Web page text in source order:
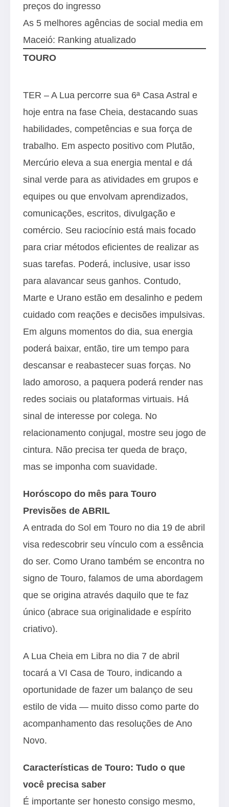
preços do ingresso
As 5 melhores agências de social media em
Maceió: Ranking atualizado
TOURO
TER – A Lua percorre sua 6ª Casa Astral e
hoje entra na fase Cheia, destacando suas
habilidades, competências e sua força de
trabalho. Em aspecto positivo com Plutão,
Mercúrio eleva a sua energia mental e dá
sinal verde para as atividades em grupos e
equipes ou que envolvam aprendizados,
comunicações, escritos, divulgação e
comércio. Seu raciocínio está mais focado
para criar métodos eficientes de realizar as
suas tarefas. Poderá, inclusive, usar isso
para alavancar seus ganhos. Contudo,
Marte e Urano estão em desalinho e pedem
cuidado com reações e decisões impulsivas.
Em alguns momentos do dia, sua energia
poderá baixar, então, tire um tempo para
descansar e reabastecer suas forças. No
lado amoroso, a paquera poderá render nas
redes sociais ou plataformas virtuais. Há
sinal de interesse por colega. No
relacionamento conjugal, mostre seu jogo de
cintura. Não precisa ter queda de braço,
mas se imponha com suavidade.
Horóscopo do mês para Touro
Previsões de ABRIL
A entrada do Sol em Touro no dia 19 de abril
visa redescobrir seu vínculo com a essência
do ser. Como Urano também se encontra no
signo de Touro, falamos de uma abordagem
que se origina através daquilo que te faz
único (abrace sua originalidade e espírito
criativo).
A Lua Cheia em Libra no dia 7 de abril
tocará a VI Casa de Touro, indicando a
oportunidade de fazer um balanço de seu
estilo de vida — muito disso como parte do
acompanhamento das resoluções de Ano
Novo.
Características de Touro: Tudo o que
você precisa saber
É importante ser honesto consigo mesmo,